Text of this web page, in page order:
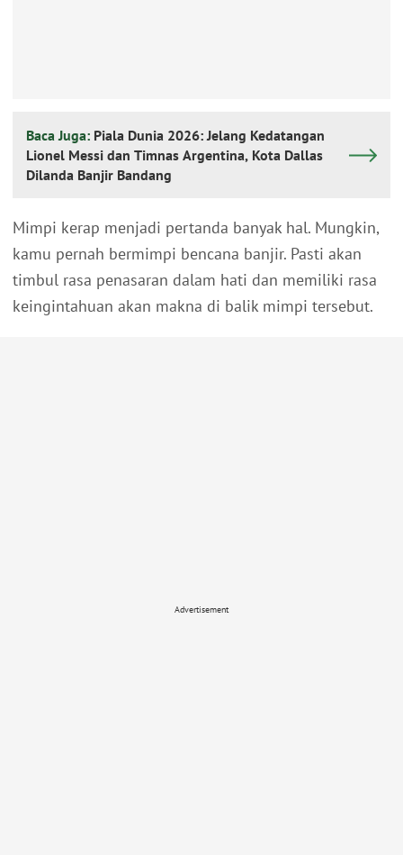
Baca Juga: Piala Dunia 2026: Jelang Kedatangan
Lionel Messi dan Timnas Argentina, Kota Dallas
Dilanda Banjir Bandang
Mimpi kerap menjadi pertanda banyak hal. Mungkin,
kamu pernah bermimpi bencana banjir. Pasti akan
timbul rasa penasaran dalam hati dan memiliki rasa
keingintahuan akan makna di balik mimpi tersebut.
Advertisement